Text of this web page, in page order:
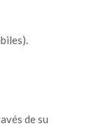
de su